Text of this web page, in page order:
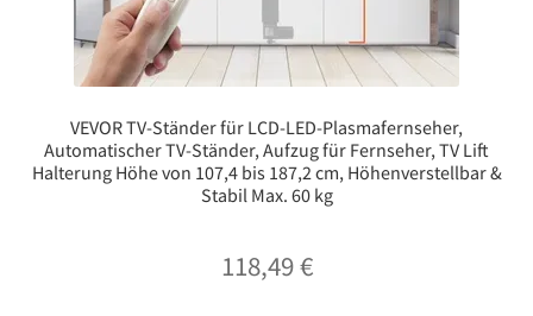
VEVOR TV-Ständer für LCD-LED-Plasmafernseher,
Automatischer TV-Ständer, Aufzug für Fernseher, TV Lift
Halterung Höhe von 107,4 bis 187,2 cm, Höhenverstellbar &
Stabil Max. 60 kg
118,49€